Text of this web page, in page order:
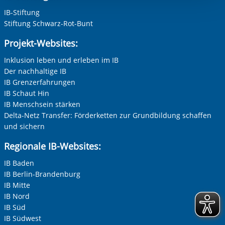
IB-Stiftung
Stiftung Schwarz-Rot-Bunt
Projekt-Websites:
Inklusion leben und erleben im IB
Der nachhaltige IB
IB Grenzerfahrungen
IB Schaut Hin
IB Menschsein stärken
Delta-Netz Transfer: Förderketten zur Grundbildung schaffen
und sichern
Regionale IB-Websites:
IB Baden
IB Berlin-Brandenburg
IB Mitte
IB Nord
IB Süd
IB Südwest